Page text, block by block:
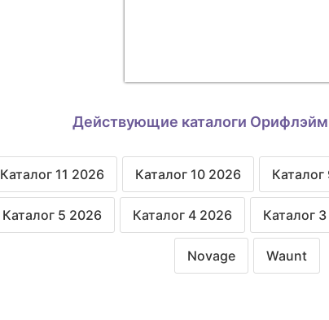
Действующие каталоги
Каталог 11 2026 Каталог 10 2026
Каталог 5 2026 Каталог 4 2026 Каталог
Novage Waunt